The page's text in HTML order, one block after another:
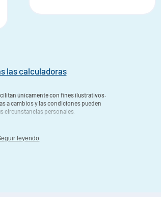
las calculadoras
únicamente con fines ilustrativos.
a cambios y las condiciones pueden
circunstancias personales.
leyendo